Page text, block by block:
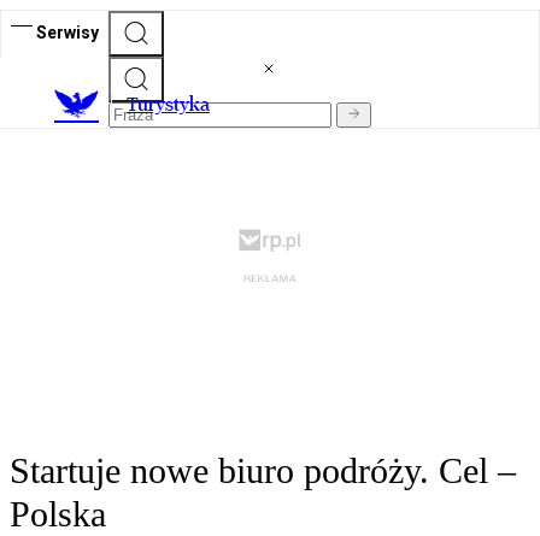
Serwisy
Turystyka
Startuje nowe biuro podróży. Cel –
Polska